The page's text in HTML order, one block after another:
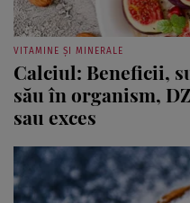
Calciul: Beneficii,
său în organism,
sau exces